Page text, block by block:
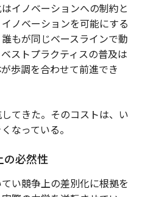
イノベーションへの制約と
ノベーションを可能にする
もが同じベースラインで動
ストプラクティスの普及は
歩調を合わせて前進でき
てきた。そのコストは、い
なっている。
の必然性
い競争上の差別化に根拠を